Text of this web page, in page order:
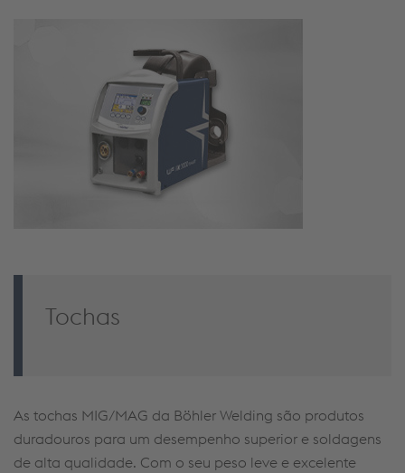
Tochas
As tochas MIG/MAG da Böhler Welding são produtos
duradouros para um desempenho superior e soldagens
de alta qualidade. Com o seu peso leve e excelente